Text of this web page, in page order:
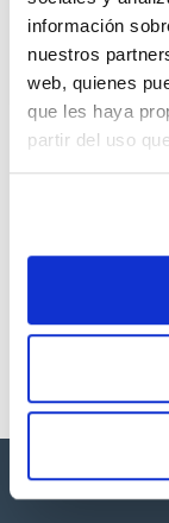
información
nuestros
web, quienes
que les haya
partir del uso
Volumen
1 mL(1)
Disolvente
CPAF263436
Ver stock